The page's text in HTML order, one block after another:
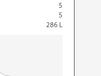
5
5
286 L